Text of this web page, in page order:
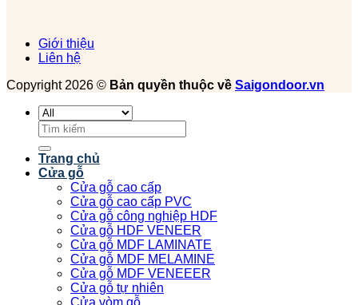
Giới thiệu
Liên hệ
Copyright 2026 © Bản quyền thuộc về Saigondoor.vn
Tìm
kiếm:
Trang chủ
Cửa gỗ
Cửa gỗ cao cấp
Cửa gỗ cao cấp PVC
Cửa gỗ công nghiệp HDF
Cửa gỗ HDF VENEER
Cửa gỗ MDF LAMINATE
Cửa gỗ MDF MELAMINE
Cửa gỗ MDF VENEEER
Cửa gỗ tự nhiên
Cửa vòm gỗ